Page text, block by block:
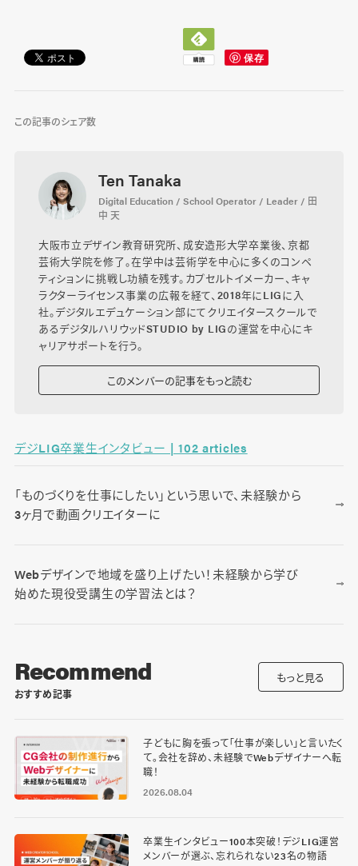
この記事のシェア数
Ten Tanaka
Digital Education / School Operator / Leader / 田
中 天
大阪市立デザイン教育研究所、成安造形大学卒業後、京都
芸術大学院を修了。在学中は芸術学を中心に多くのコンペ
ティションに挑戦し功績を残す。カプセルトイメーカー、キャ
ラクターライセンス事業の広報を経て、2018年にLIGに入
社。デジタルエデュケーション部にてクリエイタースクールで
あるデジタルハリウッドSTUDIO by LIGの運営を中心にキ
ャリアサポートを行う。
このメンバーの記事をもっと読む
デジLIG卒業生インタビュー | 102 articles
「ものづくりを仕事にしたい」という思いで、未経験から
3ヶ月で動画クリエイターに
Webデザインで地域を盛り上げたい！未経験から学び
始めた現役受講生の学習法とは？
Recommend
おすすめ記事
もっと見る
子どもに胸を張って「仕事が楽しい」と言いたく
て。会社を辞め、未経験でWebデザイナーへ転
職！
2026.08.04
卒業生インタビュー100本突破！デジLIG運営
メンバーが選ぶ、忘れられない23名の物語